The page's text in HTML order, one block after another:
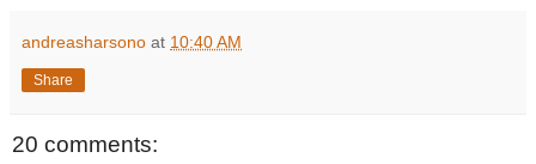
andreasharsono at 10:40 AM
Share
20 comments: